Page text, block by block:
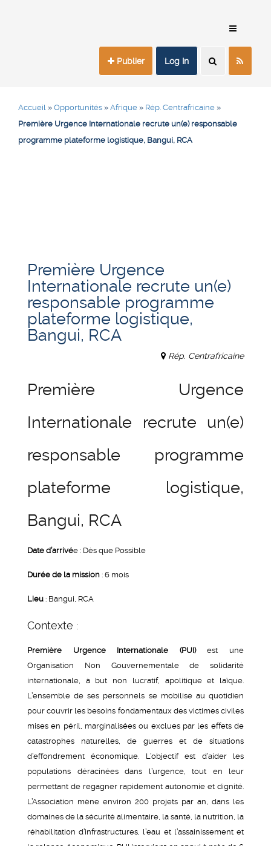
Publier Log In
Accueil » Opportunités » Afrique » Rép. Centrafricaine »
Première Urgence Internationale recrute un(e) responsable
programme plateforme logistique, Bangui, RCA
Première Urgence
Internationale recrute un(e)
responsable programme
plateforme logistique,
Bangui, RCA
Rép. Centrafricaine
Première Urgence
Internationale recrute un(e)
responsable programme
plateforme logistique,
Bangui, RCA
Date d’arrivée : Dès que Possible
Durée de la mission : 6 mois
Lieu : Bangui, RCA
Contexte :
Première Urgence Internationale (PUI)est une
Organisation Non Gouvernementale de solidarité
internationale, à but non lucratif, apolitique et laïque.
L’ensemble de ses personnels se mobilise au quotidien
pour couvrir les besoins fondamentaux des victimes civiles
mises en péril, marginalisées ou exclues par les effets de
catastrophes naturelles, de guerres et de situations
d’effondrement économique. L’objectif est d’aider les
populations déracinées dans l’urgence, tout en leur
permettant de regagner rapidement autonomie et dignité.
L’Association mène environ 200 projets par an, dans les
domaines de la sécurité alimentaire, la santé, la nutrition, la
réhabilitation d’infrastructures, l’eau et l’assainissement et